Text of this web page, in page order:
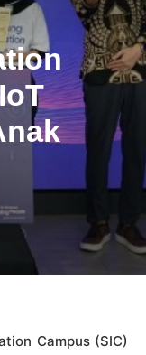
Campus (SIC)